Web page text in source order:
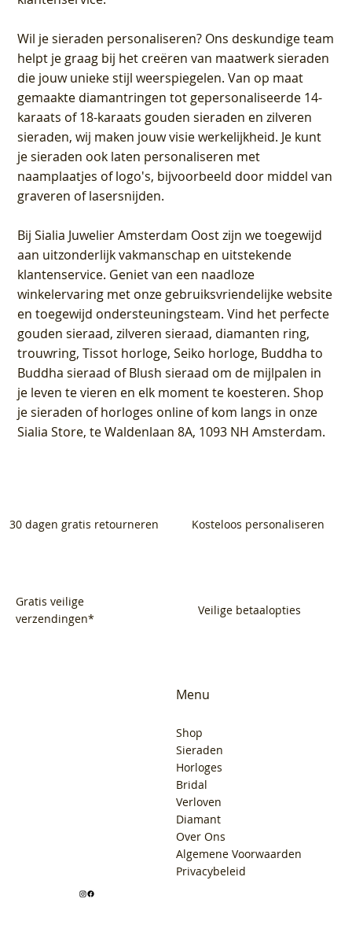
Wil je sieraden personaliseren? Ons deskundige team
helpt je graag bij het creëren van maatwerk sieraden
die jouw unieke stijl weerspiegelen. Van op maat
gemaakte diamantringen tot gepersonaliseerde 14-
karaats of 18-karaats gouden sieraden en zilveren
sieraden, wij maken jouw visie werkelijkheid. Je kunt
je sieraden ook laten personaliseren met
naamplaatjes of logo's, bijvoorbeeld door middel van
graveren of lasersnijden.
BijSialia Juwelier Amsterdam Oostzijn we toegewijd
aan uitzonderlijk vakmanschap en uitstekende
klantenservice. Geniet van een naadloze
winkelervaring met onze gebruiksvriendelijke website
en toegewijd ondersteuningsteam. Vind het perfecte
gouden sieraad, zilveren sieraad, diamanten ring,
trouwring, Tissot horloge, Seiko horloge, Buddha to
Buddha sieraad of Blush sieraad om de mijlpalen in
je leven te vieren en elk moment te koesteren. Shop
je sieraden of horloges online of kom langs in onze
Sialia Store, te Waldenlaan 8A, 1093 NH Amsterdam.
30 dagen gratis retourneren Kosteloos personaliseren
Gratis veilige
verzendingen*
Veilige betaalopties
Menu
Shop
Sieraden
Horloges
Bridal
Verloven
Diamant
Over Ons
Algemene Voorwaarden
Privacybeleid